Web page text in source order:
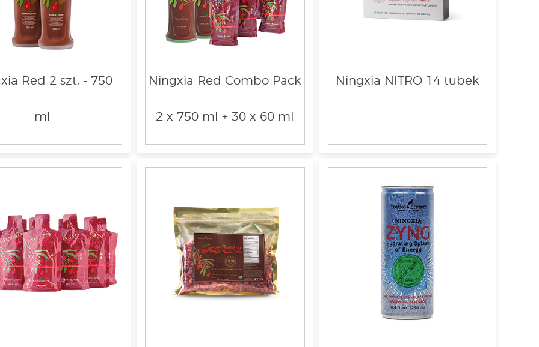
Red 2 szt. - 750
ml
Ningxia Red Combo Pack
2 x 750 ml + 30 x 60 ml
Ningxia NITRO 14 tubek